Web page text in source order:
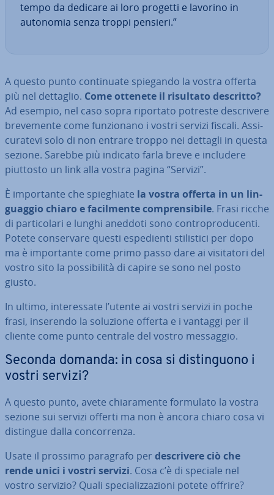
tempo da dedicare ai loro progetti e lavorino in
autonomia senza troppi pensieri.”
A questo punto con­ti­nua­te spiegando la vostra offerta
più nel dettaglio. Come ottenete il risultato descritto?
Ad esempio, nel caso sopra riportato potreste de­scri­ve­re
bre­ve­men­te come fun­zio­na­no i vostri servizi fiscali. As­si­
cu­ra­te­vi solo di non entrare troppo nei dettagli in questa
sezione. Sarebbe più indicato farla breve e includere
piuttosto un link alla vostra pagina “Servizi”.
È im­por­tan­te che spie­ghia­te la vostra offerta in un lin­
guag­gio chiaro e fa­cil­men­te com­pren­si­bi­le. Frasi ricche
di par­ti­co­la­ri e lunghi aneddoti sono con­tro­pro­du­cen­ti.
Potete con­ser­va­re questi espe­dien­ti sti­li­sti­ci per dopo
ma è im­por­tan­te come primo passo dare ai vi­si­ta­to­ri del
vostro sito la pos­si­bi­li­tà di capire se sono nel posto
giusto.
In ultimo, in­te­res­sa­te l’utente ai vostri servizi in poche
frasi, inserendo la soluzione offerta e i vantaggi per il
cliente come punto centrale del vostro messaggio.
Seconda domanda: in cosa si di­stin­guo­no i
vostri servizi?
A questo punto, avete chia­ra­men­te formulato la vostra
sezione sui servizi offerti ma non è ancora chiaro cosa vi
distingue dalla con­cor­ren­za.
Usate il prossimo paragrafo per de­scri­ve­re ciò che
rende unici i vostri servizi. Cosa c’è di speciale nel
vostro servizio? Quali spe­cia­liz­za­zio­ni potete offrire?